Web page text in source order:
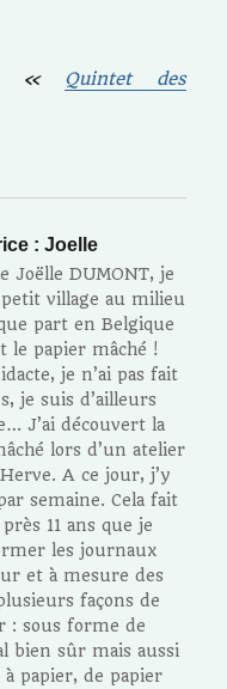
« Quintet des
: Joelle
Joëlle DUMONT, je
village au milieu
part en Belgique
le papier mâché !
je n’ai pas fait
je suis d’ailleurs
J’ai découvert la
lors d’un atelier
A ce jour, j’y
semaine. Cela fait
11 ans que je
les journaux
et à mesure des
façons de
: sous forme de
bien sûr mais aussi
papier, de papier